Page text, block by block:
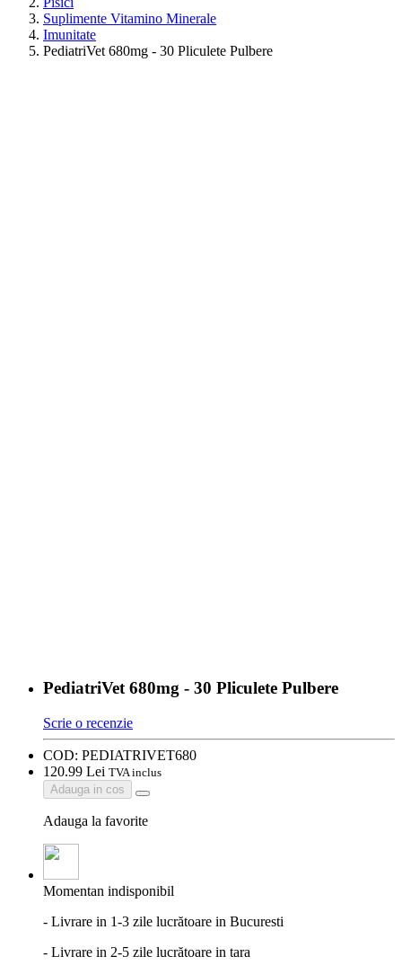
Suplimente Vitamino Minerale
Imunitate
PediatriVet 680mg - 30 Pliculete Pulbere
PediatriVet 680mg - 30 Pliculete Pulbere
Scrie o recenzie
COD: PEDIATRIVET680
120.99 Lei TVA inclus
Adauga in cos
Adauga la favorite
Momentan indisponibil
- Livrare in 1-3 zile lucrătoare in Bucuresti
- Livrare in 2-5 zile lucrătoare in tara